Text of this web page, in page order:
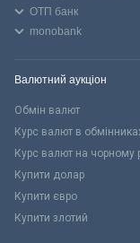
ОТП банк
monobank
Валютний аукціон
Обмін валют
Курс валют в
Курс валют на чорному
Купити долар
Купити євро
Купити злотий